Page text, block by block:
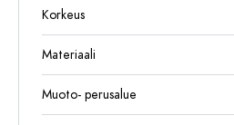
Korkeus
Materiaali
Muoto- perusalue